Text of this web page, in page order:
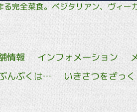
作る完全菜食。ベジタリアン、
情報 インフォメーション
んぶくは…
いきさつをざっく